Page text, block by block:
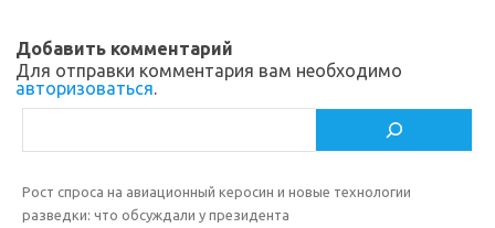
i
k
k
и
т
Добавить комментарий
Для отправки комментария вам необходимо
авторизоваться.
Рост спроса на авиационный керосин и новые технологии
разведки: что обсуждали у президента